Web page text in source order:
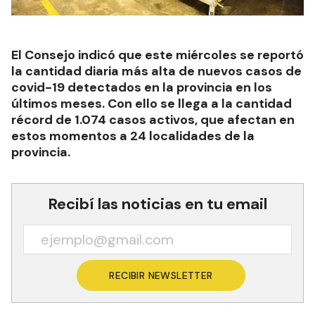
El Consejo indicó que este miércoles se reportó
la cantidad diaria más alta de nuevos casos de
covid-19 detectados en la provincia en los
últimos meses. Con ello se llega a la cantidad
récord de 1.074 casos activos, que afectan en
estos momentos a 24 localidades de la
provincia.
Recibí las noticias en tu email
RECIBIR NEWSLETTER